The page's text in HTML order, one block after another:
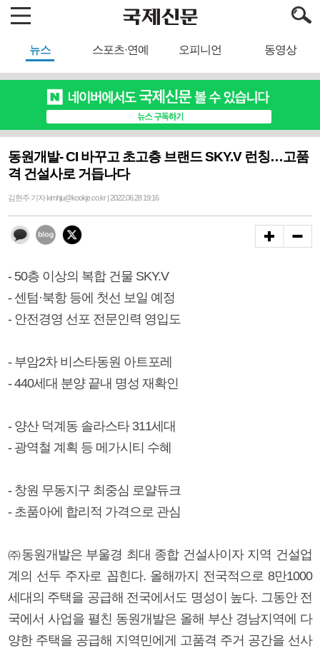
뉴스 스포츠·연예 오피니언 동영상
동원개발- CI 바꾸고 초고층 브랜드 SKY.V 런칭…고품
격 건설사로 거듭나다
김현주 기자 kimhju@kookje.co.kr | 2022.06.28 19:16
- 50층 이상의 복합 건물 SKY.V
- 센텀·북항 등에 첫선 보일 예정
- 안전경영 선포 전문인력 영입도
- 부암2차 비스타동원 아트포레
- 440세대 분양 끝내 명성 재확인
- 양산 덕계동 솔라스타 311세대
- 광역철 계획 등 메가시티 수혜
- 창원 무동지구 최중심 로얄듀크
- 초품아에 합리적 가격으로 관심
㈜동원개발은 부울경 최대 종합 건설사이자 지역 건설업
계의 선두 주자로 꼽힌다. 올해까지 전국적으로 8만1000
세대의 주택을 공급해 전국에서도 명성이 높다. 그동안 전
국에서 사업을 펼친 동원개발은 올해 부산 경남지역에 다
양한 주택을 공급해 지역민에게 고품격 주거 공간을 선사